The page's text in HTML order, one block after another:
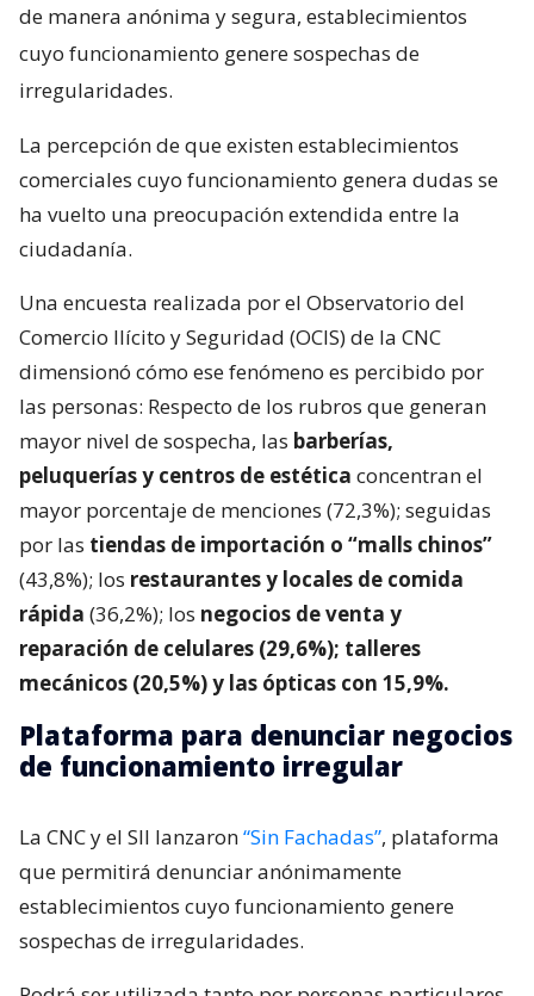
de manera anónima y segura, establecimientos
cuyo funcionamiento genere sospechas de
irregularidades.
La percepción de que existen establecimientos
comerciales cuyo funcionamiento genera dudas se
ha vuelto una preocupación extendida entre la
ciudadanía.
Una encuesta realizada por el Observatorio del
Comercio Ilícito y Seguridad (OCIS) de la CNC
dimensionó cómo ese fenómeno es percibido por
las personas: Respecto de los rubros que generan
mayor nivel de sospecha, las barberías,
peluquerías y centros de estética concentran el
mayor porcentaje de menciones (72,3%); seguidas
por las tiendas de importación o “malls chinos”
(43,8%); los restaurantes y locales de comida
rápida (36,2%); los negocios de venta y
reparación de celulares (29,6%); talleres
mecánicos (20,5%) y las ópticas con 15,9%.
Plataforma para denunciar negocios
de funcionamiento irregular
La CNC y el SII lanzaron“Sin Fachadas”, plataforma
que permitirá denunciar anónimamente
establecimientos cuyo funcionamiento genere
sospechas de irregularidades.